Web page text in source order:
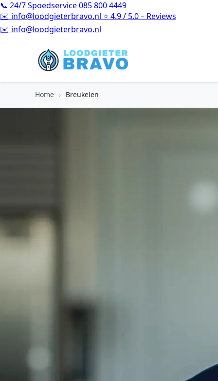
📞 24/7 Spoedservice085 800 4449
✉️ info@loodgieterbravo.nl ⭐ 4.9 / 5.0 – Reviews
⭐4.9 / 5.0 – Reviews
Home › Breukelen